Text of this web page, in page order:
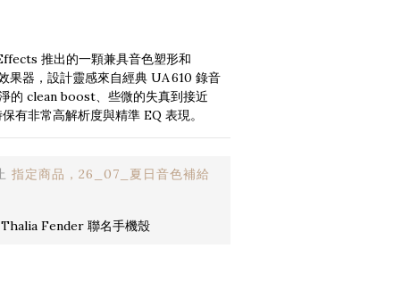
推出的一顆兼具音色塑形和
器，設計靈感來自經典 UA 610 錄音
的 clean boost、些微的失真到接近
有非常高解析度與精準 EQ 表現。
指定商品，26_07_夏日音色補給
Fender 聯名手機殼